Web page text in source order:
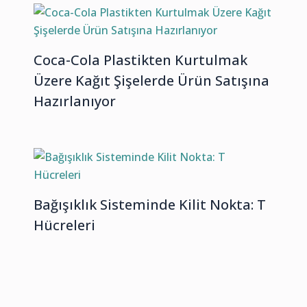
Coca-Cola Plastikten Kurtulmak
Üzere Kağıt Şişelerde Ürün Satışına
Hazırlanıyor
Bağışıklık Sisteminde Kilit Nokta: T
Hücreleri